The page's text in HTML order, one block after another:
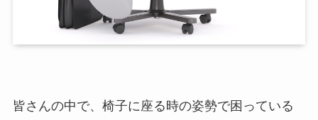
皆さんの中で、椅子に座る時の姿勢で困っている